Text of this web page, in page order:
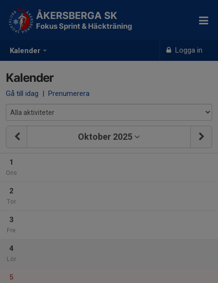
Kalender Logga in
ÅKERSBERGA SK
Fokus Sprint & Häckträning
Kalender
Gå till idag | Prenumerera
Oktober 2025
1
Ons
2
Tor
3
Fre
4
Lör
5